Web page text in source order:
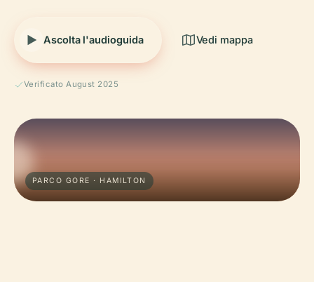
Ascolta l'audioguida Vedi mappa
Verificato August 2025
PARCO GORE · HAMILTON